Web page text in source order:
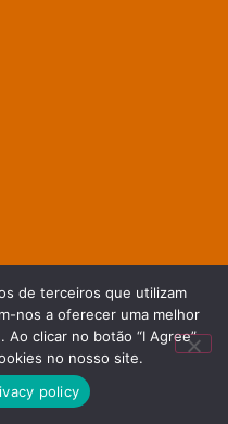
de terceiros que utilizam
nos a oferecer uma melhor
clicar no botão “I Agree”
no nosso site.
policy